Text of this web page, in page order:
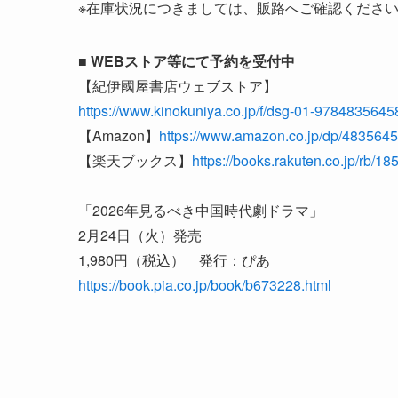
※在庫状況につきましては、販路へご確認ください
■ WEBストア等にて予約を受付中
【紀伊國屋書店ウェブストア】
https://www.kinokuniya.co.jp/f/dsg-01-
【Amazon】 https://www.amazon.co.jp/dp/
【楽天ブックス】 https://books.rakuten.co.jp/rb/
「2026年見るべき中国時代劇ドラマ」
2月24日（火）発売
1,980円（税込） 発行：ぴあ
https://book.pia.co.jp/book/b673228.html